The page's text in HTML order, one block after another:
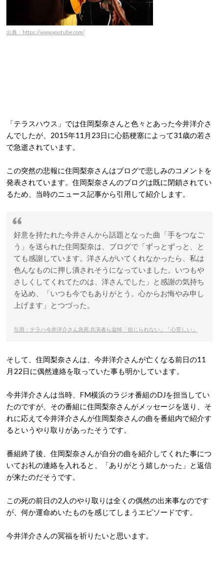
出典：https://www.youtube.com/
「テラスハウス」では住岡梨奈さんと色々とあった今井洋介さ
んでしたが、2015年11月23日に心筋梗塞によって31歳の若さ
で急逝されています。
この突然の悲報に住岡梨奈さんはブログで悲しみのコメントを
発表されています。住岡梨奈さんのブログは既に閉鎖されてい
るため、当時のニュース記事から引用して紹介します。
好意を持たれた今井さんから話題となった曲「手をつなご
う」を送られた住岡梨奈は、ブログで「ずっとずっと、と
ても感謝しています。洋さんがいてくれなかったら、私は
色んなものに押し潰されそうになっていました。いつもや
さしくしてくれてたのは、洋さんでした」と感謝の気持ち
を込め、「いつも今でもありがとう。心からお悔やみ申し
上げます」とつづった。
引用：テラハ今井洋介さん急死 共演者ら追悼「信じられない」「心苦しい」
そして、住岡梨奈さんは、今井洋介さんが亡くなる前日の11
月22日に偶然連絡を取っていた事も明かしています。
今井洋介さんは当時、FM横浜のラジオ番組のDJを担当してい
たのですが、その番組に住岡梨奈さんがメッセージを送り、そ
れに応えて今井洋介さんが住岡梨奈さんの曲を番組内で紹介す
るというやり取りがあったそうです。
番組終了後、住岡梨奈さんが自分の曲を紹介してくれた事につ
いてお礼の連絡を入れると、「ありがとう嬉しかった」と返信
が来たのだそうです。
この死の前日の2人のやり取りは全くの偶然の出来事なのです
が、何か運命めいたものを感じてしまうエピソードです。
今井洋介さんの冥福を祈りたいと思います。